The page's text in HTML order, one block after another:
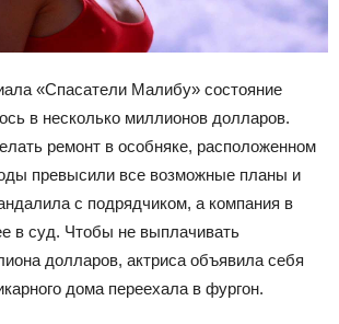
«Спасатели Малибу» состояние
в несколько миллионов долларов.
ремонт в особняке, расположенном
превысили все возможные планы и
с подрядчиком, а компания в
в суд. Чтобы не выплачивать
долларов, актриса объявила себя
дома переехала в фургон.